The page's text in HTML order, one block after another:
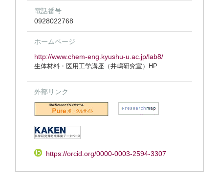
電話番号
0928022768
ホームページ
http://www.chem-eng.kyushu-u.ac.jp/lab8/
生体材料・医用工学講座（井嶋研究室）HP
外部リンク
https://orcid.org/0000-0003-2594-3307